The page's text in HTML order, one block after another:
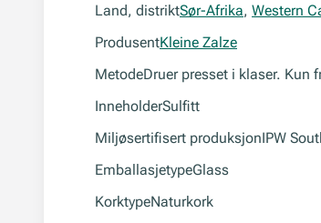
Land, distriktSør-Afrika, Western
ProdusentKleine Zalze
MetodeDruer presset i klaser.
InneholderSulfitt
Miljøsertifisert produksjonIPW
EmballasjetypeGlass
KorktypeNaturkork